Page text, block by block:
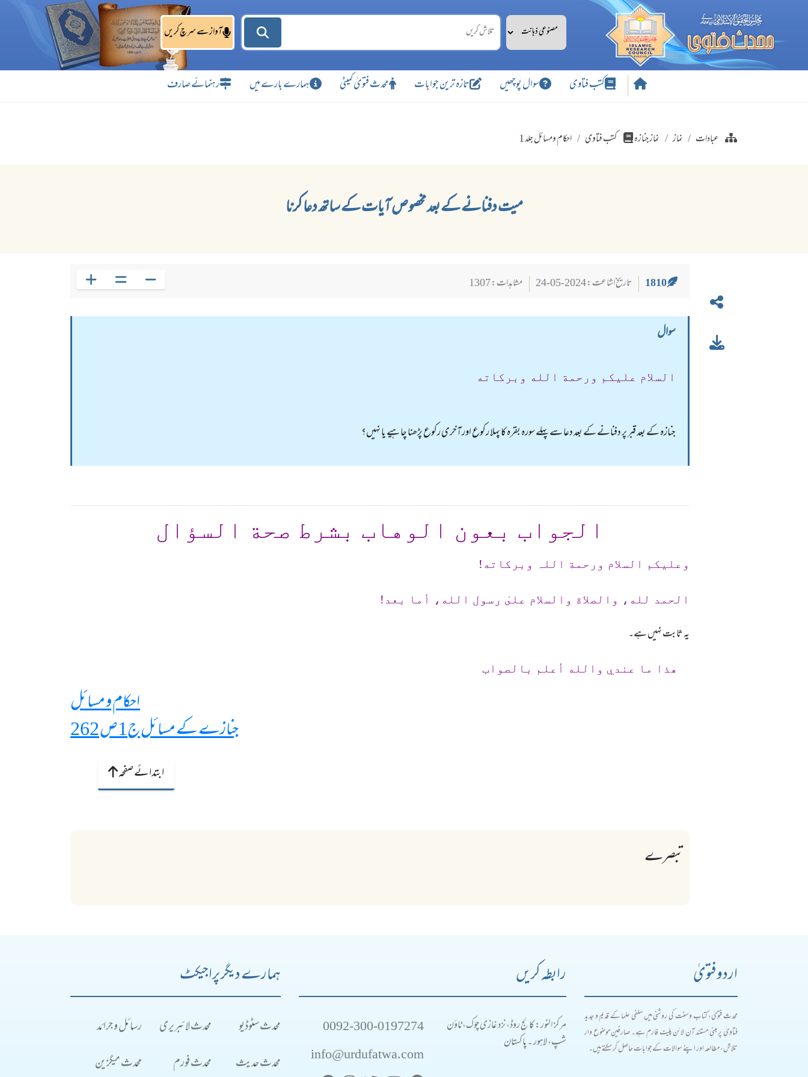
آواز سے سرچ کریں
کتب فتاوی سوال پوچھیں تازہ ترین جوابات محدث فتویٰ کمیٹی ہمارے بارے میں رہنمائے صارف
عبادات نماز نماز جنازہ کتب فتاوی احکام ومسائل جلد 1
میت دفنانے کے بعد مخصوص آیات کے ساتھ دعا کرنا
1810 تاریخ اشاعت : 2024-05-24 مشاہدات : 1307
سوال
السلام عليكم ورحمة الله وبركاته
جنازہ کے بعد قبر پر دفنانے کے بعد دعا سے پہلے سورہ بقرہ کا پہلا رکوع اور آخری رکوع پڑھنا چاہیے یا نہیں؟
الجواب بعون الوهاب بشرط صحة السؤال
وعلیکم السلام ورحمة اللہ وبرکاته!
الحمد لله، والصلاة والسلام علىٰ رسول الله، أما بعد!
یہ ثابت نہیں ہے۔
ھذا ما عندي والله أعلم بالصواب
احکام و مسائل
جنازے کے مسائل ج1ص 262
ابتدائے صفحہ
تبصرے
اردو فتویٰ
محدث فتویٰ، کتاب و سنت کی روشنی میں سلفی علما کے قدیم و جدید
فتاویٰ پر مبنی مستند آن لائن پلیٹ فارم ہے۔ صارفین موضوع وار
تلاش، مطالعہ اور اپنے سوالات کے جوابات حاصل کر سکتے ہیں۔
رابطہ کریں
مرکز النور: کالج روڈ، نزد غازی چوک، ٹاؤن
شپ، لاہور ۔ پاکستان
0092-300-0197274
info@urdufatwa.com
ہمارے دیگر پراجیکٹ
محدث سٹوڈیو محدث لائبریری
رسائل و جرائد
محدث حدیث
محدث فورم محدث میگزین